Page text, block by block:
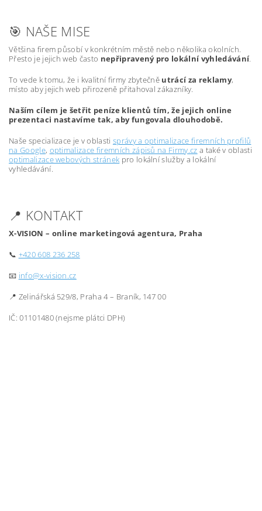
🎯 NAŠE MISE
Většina firem působí v konkrétním městě nebo několika okolních.
Přesto je jejich web často nepřipravený pro lokální vyhledávání.
To vede k tomu, že i kvalitní firmy zbytečně utrácí za reklamy,
místo aby jejich web přirozeně přitahoval zákazníky.
Naším cílem je šetřit peníze klientů tím, že jejich online
prezentaci nastavíme tak, aby fungovala dlouhodobě.
Naše specializace je v oblasti správy a optimalizace firemních profilů
na Google, optimalizace firemních zápisů na Firmy.cz a také v oblasti
optimalizace webových stránek pro lokální služby a lokální
vyhledávání.
📍 KONTAKT
X-VISION – online marketingová agentura, Praha
📞 +420 608 236 258
📧 info@x-vision.cz
📍 Zelinářská 529/8, Praha 4 – Braník, 147 00
IČ: 01101480 (nejsme plátci DPH)